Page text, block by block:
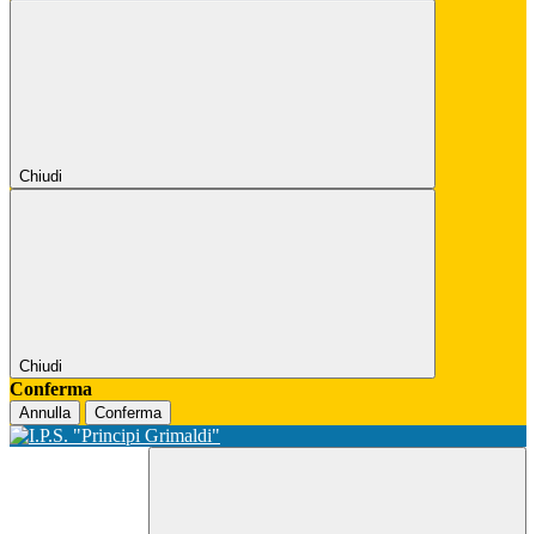
Chiudi
Chiudi
Conferma
Annulla Conferma